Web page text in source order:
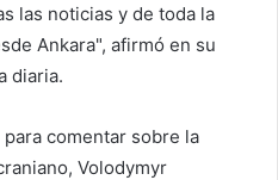
las noticias y de toda la
Ankara", afirmó en su
diaria.
comentar sobre la
Volodymyr